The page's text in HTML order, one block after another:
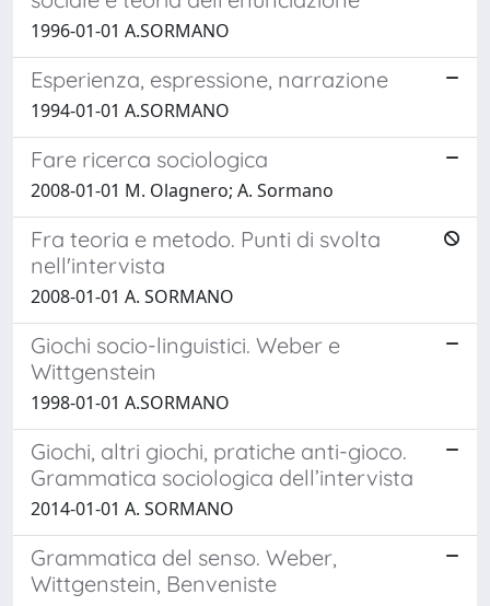
1996-01-01 A.SORMANO
Esperienza, espressione, narrazione
1994-01-01 A.SORMANO
Fare ricerca sociologica
2008-01-01 M. Olagnero; A. Sormano
Fra teoria e metodo. Punti di svolta
nell'intervista
2008-01-01 A. SORMANO
Giochi socio-linguistici. Weber e
Wittgenstein
1998-01-01 A.SORMANO
Giochi, altri giochi, pratiche anti-gioco.
Grammatica sociologica dell’intervista
2014-01-01 A. SORMANO
Grammatica del senso. Weber,
Wittgenstein, Benveniste